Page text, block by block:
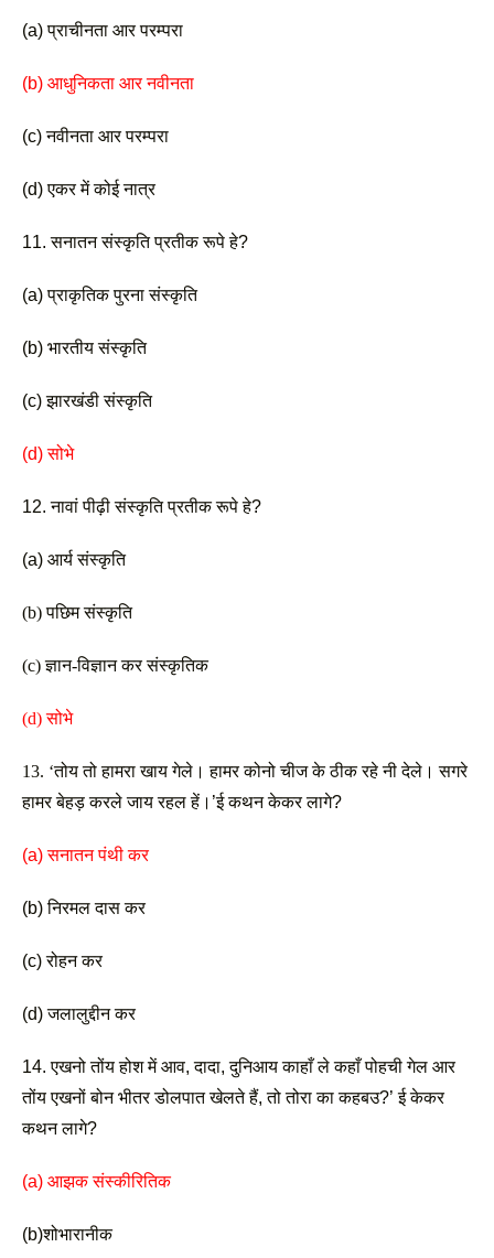
(a) प्राचीनता आर परम्परा
(b) आधुनिकता आर नवीनता
(c) नवीनता आर परम्परा
(d) एकर में कोई नात्र
11. सनातन संस्कृति प्रतीक रूपे हे?
(a) प्राकृतिक पुरना संस्कृति
(b) भारतीय संस्कृति
(c) झारखंडी संस्कृति
(d) सोभे
12. नावां पीढ़ी संस्कृति प्रतीक रूपे हे?
(a) आर्य संस्कृति
(b) पछिम संस्कृति
(c) ज्ञान-विज्ञान कर संस्कृतिक
(d) सोभे
13. ‘तोय तो हामरा खाय गेले। हामर कोनो चीज के ठीक रहे नी देले। सगरे
हामर बेहड़ करले जाय रहल हें।’ई कथन केकर लागे?
(a) सनातन पंथी कर
(b) निरमल दास कर
(c) रोहन कर
(d) जलालुद्दीन कर
14. एखनो तोंय होश में आव, दादा, दुनिआय काहाँ ले कहाँ पोहची गेल आर
तोंय एखनों बोन भीतर डोलपात खेलते हैं, तो तोरा का कहबउ?’ ई केकर
कथन लागे?
(a) आझक संस्कीरितिक
(b)शोभारानीक